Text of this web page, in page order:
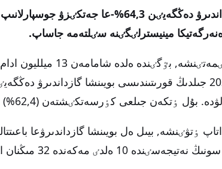
جوسپارلانىپ وتىر, دەپ حابارلايدى
مينيسترلٸگٸنە سٸلتەمە جاساپ.
ۆەدومستۆو مەلٸمەتٸنشە,
بۇل ٶتكەن جىلعى كٶرسەتكٸشتەن (62,4%) جوعارى.
اسىرىلىپ جاتىر.